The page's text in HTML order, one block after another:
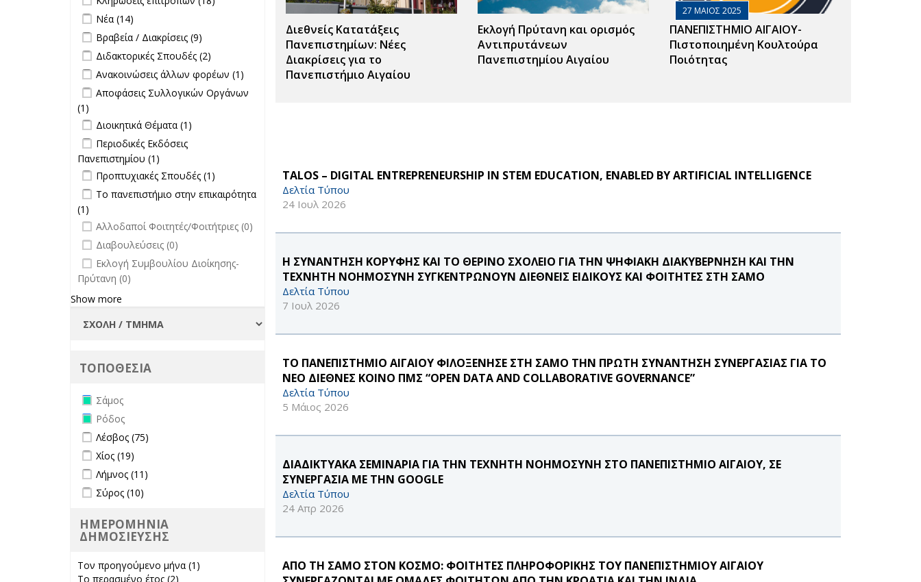
Διεθνείς Κατατάξεις
Πανεπιστημίων: Νέες
Διακρίσεις για το
Πανεπιστήμιο Αιγαίου
Εκλογή Πρύτανη και ορισμός
Αντιπρυτάνεων
Πανεπιστημίου Αιγαίου
27 ΜΑΙΟΣ 2025
ΠΑΝΕΠΙΣΤΗΜΙΟ ΑΙΓΑΙΟΥ-
Πιστοποιημένη Κουλτούρα
Ποιότητας
TALOS – DIGITAL ENTREPRENEURSHIP IN STEM EDUCATION, ENABLED BY ARTIFICIAL INTELLIGENCE
Δελτία Τύπου
24 Ιουλ 2026
Η ΣΥΝΑΝΤΗΣΗ ΚΟΡΥΦΗΣ ΚΑΙ ΤΟ ΘΕΡΙΝΟ ΣΧΟΛΕΙΟ ΓΙΑ ΤΗΝ ΨΗΦΙΑΚΗ ΔΙΑΚΥΒΕΡΝΗΣΗ ΚΑΙ ΤΗΝ
ΤΕΧΝΗΤΗ ΝΟΗΜΟΣΥΝΗ ΣΥΓΚΕΝΤΡΩΝΟΥΝ ΔΙΕΘΝΕΙΣ ΕΙΔΙΚΟΥΣ ΚΑΙ ΦΟΙΤΗΤΕΣ ΣΤΗ ΣΑΜΟ
Δελτία Τύπου
7 Ιουλ 2026
ΤΟ ΠΑΝΕΠΙΣΤΗΜΙΟ ΑΙΓΑΙΟΥ ΦΙΛΟΞΕΝΗΣΕ ΣΤΗ ΣΑΜΟ ΤΗΝ ΠΡΩΤΗ ΣΥΝΑΝΤΗΣΗ ΣΥΝΕΡΓΑΣΙΑΣ ΓΙΑ ΤΟ
ΝΕΟ ΔΙΕΘΝΕΣ ΚΟΙΝΟ ΠΜΣ “OPEN DATA AND COLLABORATIVE GOVERNANCE”
Δελτία Τύπου
5 Μάιος 2026
ΔΙΑΔΙΚΤΥΑΚΑ ΣΕΜΙΝΑΡΙΑ ΓΙΑ ΤΗΝ ΤΕΧΝΗΤΗ ΝΟΗΜΟΣΥΝΗ ΣΤΟ ΠΑΝΕΠΙΣΤΗΜΙΟ ΑΙΓΑΙΟΥ, ΣΕ
ΣΥΝΕΡΓΑΣΙΑ ΜΕ ΤΗΝ GOOGLE
Δελτία Τύπου
24 Απρ 2026
ΑΠΟ ΤΗ ΣΑΜΟ ΣΤΟΝ ΚΟΣΜΟ: ΦΟΙΤΗΤΕΣ ΠΛΗΡΟΦΟΡΙΚΗΣ ΤΟΥ ΠΑΝΕΠΙΣΤΗΜΙΟΥ ΑΙΓΑΙΟΥ
Apply Νέα filter
Νέα (14)
Apply Βραβεία / Διακρίσεις filter
Βραβεία / Διακρίσεις (9)
Διακρίσεις
filter
Apply Διδακτορικές Σπουδές filter
Διδακτορικές Σπουδές (2)
Σπουδές
filter
Apply Ανακοινώσεις άλλων φορέων
filter
Ανακοινώσεις άλλων φορέων (1)
άλλων
Apply Αποφάσεις Συλλογικών
Οργάνων filter
Αποφάσεις Συλλογικών Οργάνων
(1)
Οργάνων filter
Apply Διοικητικά Θέματα filter
Διοικητικά Θέματα (1)
Apply Περιοδικές Εκδόσεις
Πανεπιστημίου filter
Περιοδικές Εκδόσεις
Πανεπιστημίου (1)
Εκδόσεις
Πανεπιστημίου filter
Apply Προπτυχιακές Σπουδές filter
Προπτυχιακές Σπουδές (1)
Σπουδές filter
Apply Το πανεπιστήμιο στην
επικαιρότητα filter
Το πανεπιστήμιο στην επικαιρότητα
(1)
επικαιρότητα filter
undefined
Αλλοδαποί Φοιτητές/Φοιτήτριες (0)
undefined
Διαβουλεύσεις (0)
undefined
Εκλογή Συμβουλίου Διοίκησης-
Πρύτανη (0)
Show more
ΤΟΠΟΘΕΣΙΑ
Remove Σάμος filter
Σάμος
Remove Ρόδος filter
Ρόδος
Apply Λέσβος filter
Λέσβος (75)
Apply Χίος filter
Χίος (19)
Apply Λήμνος filter
Λήμνος (11)
Apply Σύρος filter
Σύρος (10)
ΗΜΕΡΟΜΗΝΙΑ
ΔΗΜΟΣΙΕΥΣΗΣ
Τον προηγούμενο μήνα (1)
Το περασμένο έτος (2)